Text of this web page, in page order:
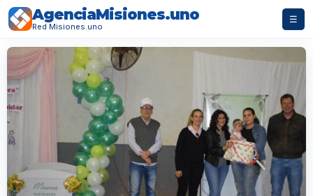
AgenciaMisiones.uno
Red Misiones.uno
☰